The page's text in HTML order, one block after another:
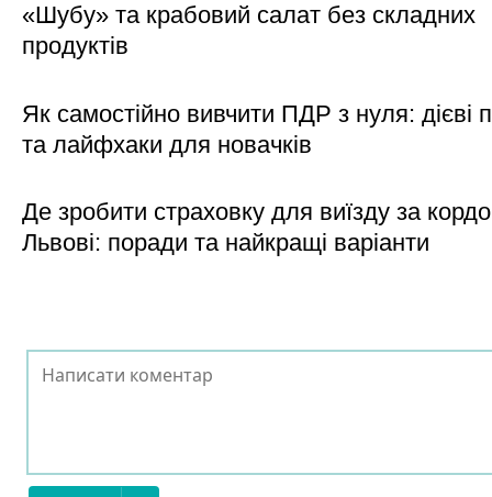
«Шубу» та крабовий салат без складних
продуктів
Як самостійно вивчити ПДР з нуля: дієві
та лайфхаки для новачків
Де зробити страховку для виїзду за
Львові: поради та найкращі варіанти